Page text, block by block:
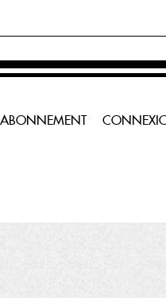
ABONNEMENT